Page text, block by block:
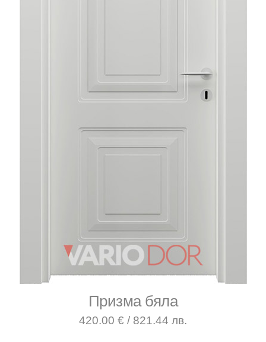
Призма бяла
420.00 € / 821.44 лв.